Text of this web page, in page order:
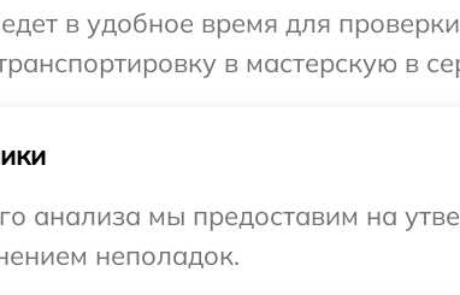
в удобное время для
в мастерскую в
анализа мы предоставим на
неполадок.